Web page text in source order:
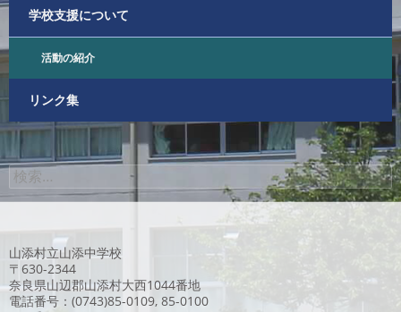
学校支援について
活動の紹介
リンク集
検
索:
山添村立山添中学校
〒630-2344
奈良県山辺郡山添村大西1044番地
電話番号：(0743)85-0109, 85-0100